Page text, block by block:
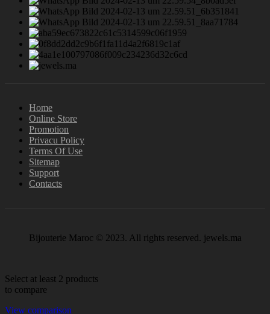
Home
Online Store
Promotion
Privacu Policy
Terms Of Use
Sitemap
Support
Contacts
Bijouterie Maroc © 2023. All rights reserved. jewels.ma
Select at least 2 products
to compare
View comparison